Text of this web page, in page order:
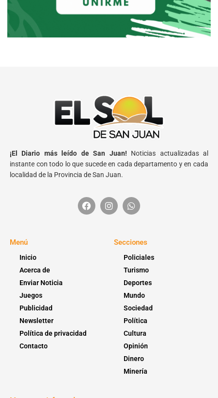
¡El Diario más leído de San Juan! Noticias actualizadas al
instante con todo lo que sucede en cada departamento y en cada
localidad de la Provincia de San Juan.
Menú
Inicio
Acerca de
Enviar Noticia
Juegos
Publicidad
Newsletter
Política de privacidad
Contacto
Secciones
Policiales
Turismo
Deportes
Mundo
Sociedad
Política
Cultura
Opinión
Dinero
Minería